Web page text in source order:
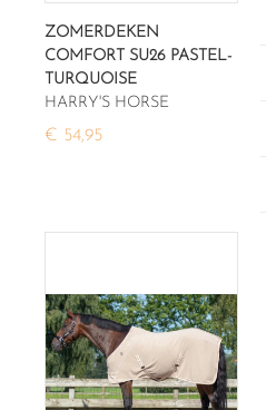
ZOMERDEKEN
COMFORT SU26 PASTEL-
TURQUOISE
HARRY'S HORSE
€ 54,95